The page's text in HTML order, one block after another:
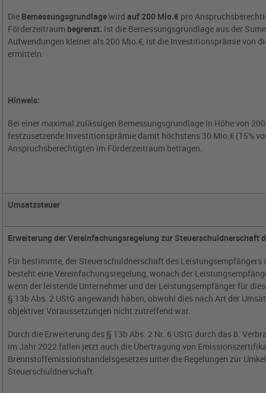
Die Bemessungsgrundlagewirdauf 200 Mio.€ pro
Förderzeitraum begrenzt. Ist die Bemessungsgrundlage aus der
Aufwendungen kleiner als 200 Mio.€, ist die Investitionsprämie von
ermitteln.
Hinweis:
Bei einer maximal zulässigen Bemessungsgrundlage in Höhe von
festzusetzende Investitionsprämie damit höchstens 30 Mio.€ (15%
Anspruchsberechtigten im Förderzeitraum betragen.
Umsatzsteuer
Erweiterung der Vereinfachungsregelung zur Steuerschuldnerschaft
Für bestimmte, der Steuerschuldnerschaft des
besteht eine Vereinfachungsregelung, wonach der
wenn der leistende Unternehmer und der Leistungsempfänger für
§ 13b Abs. 2 UStG angewandt haben, obwohl dies nach Art der
objektiver Voraussetzungen nicht zutreffend war.
Durch die Erweiterung des § 13b Abs. 2 Nr. 6 UStG durch das 8.
im Jahr 2022 fallen jetzt auch die Übertragung von
Brennstoffemissionshandelsgesetzes unter die Regelungen zur
Steuerschuldnerschaft.